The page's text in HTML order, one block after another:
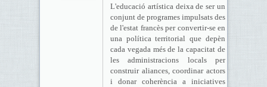
L'educació artística deixa de ser un
conjunt de programes impulsats des
de l'estat francès per convertir-se en
una política territorial que depèn
cada vegada més de la capacitat de
les administracions locals per
construir aliances, coordinar actors
i donar coherència a iniciatives